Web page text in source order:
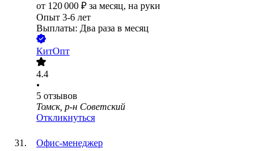
от 120 000 ₽ за месяц, на руки
Опыт 3-6 лет
Выплаты: Два раза в месяц
КитОпт
4.4
•
5 отзывов
Томск, р-н Советский
Откликнуться
Офис-менеджер